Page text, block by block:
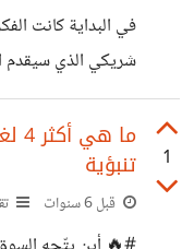
بشكل كامل أننا
يعني بالضرورة
في البداية كانت
شريكي الذي سيقدم
الإلقاء باللغة
الحروف الفصحى ،
كان المنطق يقول
أشخاص غير
الظهور أمام
1 تنبؤية
قبل 6 سنوات